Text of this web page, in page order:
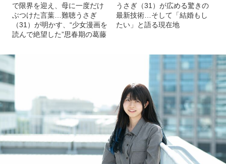
で限界を迎え、母に一度だけ
ぶつけた言葉…難聴うさぎ
（31）が明かす、“少女漫画を
読んで絶望した”思春期の葛藤
うさぎ（31）が広める驚きの
最新技術…そして「結婚もし
たい」と語る現在地